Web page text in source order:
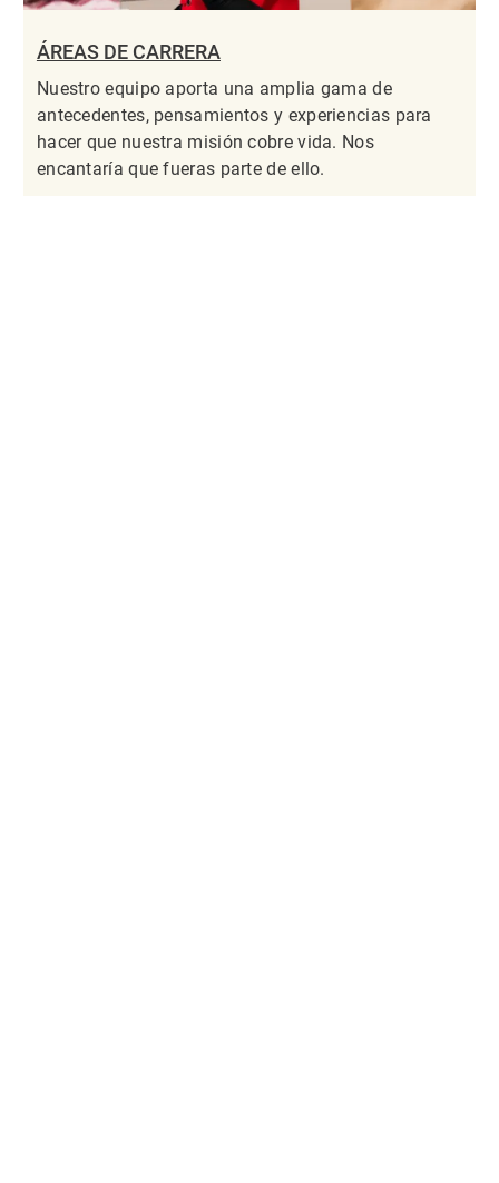
ÁREAS DE CARRERA
Nuestro equipo aporta una amplia gama de
antecedentes, pensamientos y experiencias para
hacer que nuestra misión cobre vida. Nos
encantaría que fueras parte de ello.